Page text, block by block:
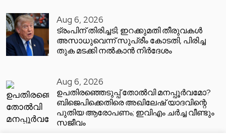
Aug 6, 2026
ട്രംപിന് തിരിച്ചടി; ഇറക്കുമതി തീരുവകൾ
അസാധുവെന്ന് സുപ്രീം കോടതി, പിരിച്ച
തുക മടക്കി നൽകാൻ നിർദേശം
Aug 6, 2026
ഉപതിരഞ്ഞെടുപ്പ് തോൽവി മനപ്പൂർവമോ?
ബിജെപിക്കെതിരെ അഖിലേഷ് യാദവിന്റെ
പുതിയ ആരോപണം; ഇവിഎം ചർച്ച വീണ്ടും
സജീവം